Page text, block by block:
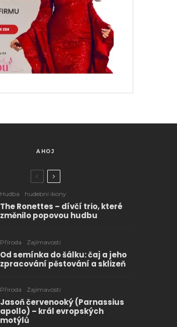
AHOJ
Hudba hudební ikony
The Ronettes – dívčí trio, které
změnilo popovou hudbu
Příroda Zajímavosti
Od semínka do šálku: čaj a jeho
zpracování pěstování a sklizeň
Příroda Zajímavosti
Jasoň červenooký (Parnassius
apollo) – král evropských
motýlů